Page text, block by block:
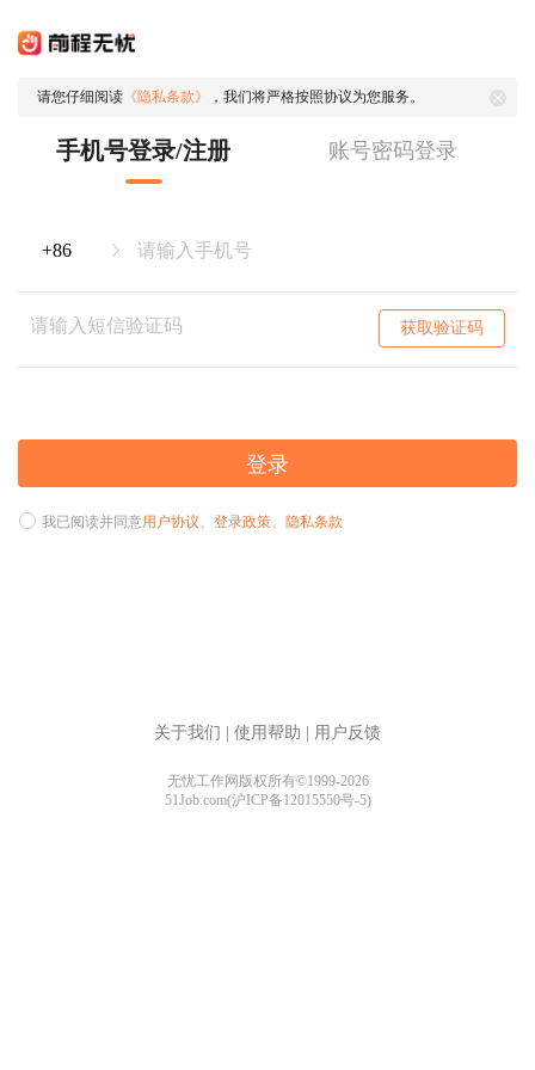
请您仔细阅读 《隐私条款》 ，我们将严格按照协议为您服务。
手机号登录/注册 账号密码登录
获取验证码
登录
我已阅读并同意用户协议、 登录政策、 隐私条款
关于我们 使用帮助 用户反馈
无忧工作网版权所有©1999-2026
51Job.com(沪ICP备12015550号-5)